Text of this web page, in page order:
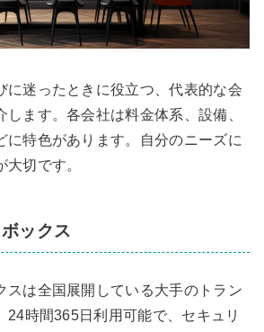
に迷ったときに役立つ、代表的な会
ます。各会社は料金体系、設備、
に特色があります。自分のニーズに
切です。
ックス
スは全国展開している大手のトラン
24時間365日利用可能で、セキュリ